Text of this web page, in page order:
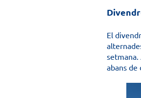
El
setmana.
abans de